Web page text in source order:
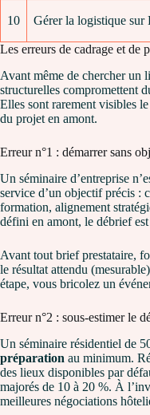
10 Gérer la logistique sur
Les erreurs de cadrage et de
Avant même de chercher un
structurelles compromettent
Elles sont rarement visibles
du projet en amont.
Erreur n°1 : démarrer sans
Un séminaire d’entreprise
service d’un objectif précis :
formation, alignement
défini en amont, le débrief
Avant tout brief prestataire,
le résultat attendu
étape, vous bricolez un
Erreur n°2 : sous-estimer le
Un séminaire résidentiel de
préparation au minimum.
des lieux disponibles par
majorés de 10 à 20 %. À
meilleures négociations